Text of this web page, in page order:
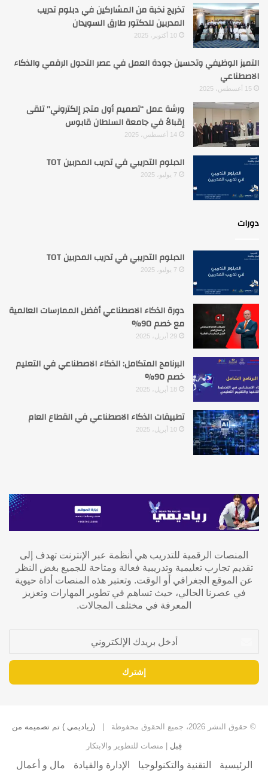
تخريج نخبة من المشاركين في دبلوم تدريب
المدربين للدكتور طارق السويدان
10 أكتوبر، 2025
التميز الوظيفي وتحسين جودة العمل في عصر التحول الرقمي والذكاء
الاصطناعي
15 أغسطس، 2025
ورشة عمل “تصميم أول متجر إلكتروني” تلقى
إقبالاً في جامعة السلطان قابوس
14 أغسطس، 2025
الدبلوم التدريبي في تدريب المدربين TOT
7 يوليو، 2025
دورات
الدبلوم التدريبي في تدريب المدربين TOT
7 يوليو، 2025
دورة الذكاء الاصطناعي أفضل الممارسات العالمية
مع خصم 90%
29 أبريل، 2025
البرنامج المتكامل: الذكاء الاصطناعي في التعليم
خصم 90%
18 أبريل، 2025
تطبيقات الذكاء الاصطناعي في القطاع العام
10 أبريل، 2025
المنصات الرقمية للتدريب هي أنظمة عبر الإنترنت تهدف إلى
تقديم تجارب تعليمية وتدريبية فعالة ومتاحة للجميع بغض النظر
عن الموقع الجغرافي أو الوقت. وتعتبر هذه المنصات أداة حيوية
في عصرنا الحالي، حيث تساهم في تطوير المهارات وتعزيز
المعرفة في مختلف المجالات.
الإلكتروني
© حقوق النشر 2026، جميع الحقوق محفوظة | (رياديمي ) تم تصميمه من
قِبل | منصات للتطوير والابتكار
الرئيسية التقنية والتكنولوجيا الإدارة والقيادة مال و أعمال